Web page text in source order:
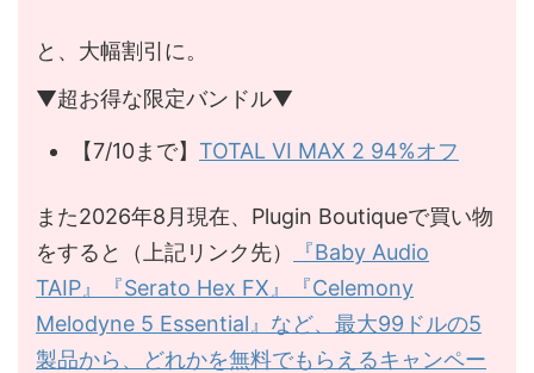
と、大幅割引に。
▼超お得な限定バンドル▼
【7/10まで】 TOTAL VI MAX 2 94%オフ
また2026年8月現在、Plugin Boutiqueで買い物
をすると（上記リンク先）
『Baby Audio
TAIP』『Serato Hex FX』『Celemony
Melodyne 5 Essential』など、最大99ドルの5
製品から、どれかを無料でもらえるキャンペー